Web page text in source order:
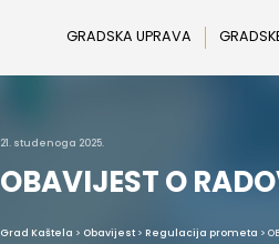
GRADSKA UPRAVA
21. studenoga 2025.
OBAVIJEST O
Grad Kaštela > Obavijest> Regulacija prometa >